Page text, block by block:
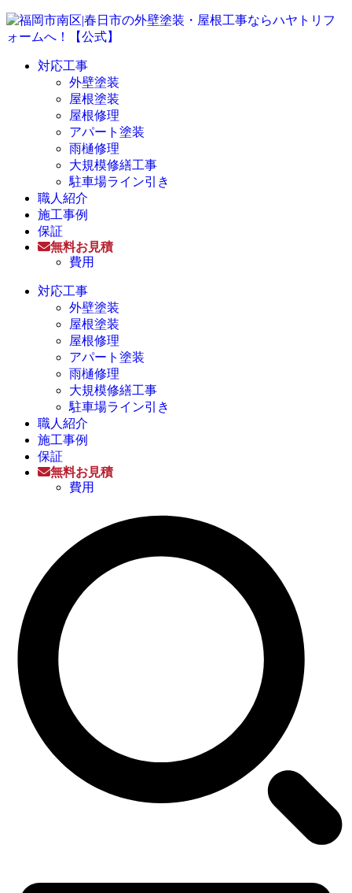
対応工事
外壁塗装
屋根塗装
屋根修理
アパート塗装
雨樋修理
大規模修繕工事
駐車場ライン引き
職人紹介
施工事例
保証
無料お見積
費用
対応工事
外壁塗装
屋根塗装
屋根修理
アパート塗装
雨樋修理
大規模修繕工事
駐車場ライン引き
職人紹介
施工事例
保証
無料お見積
費用